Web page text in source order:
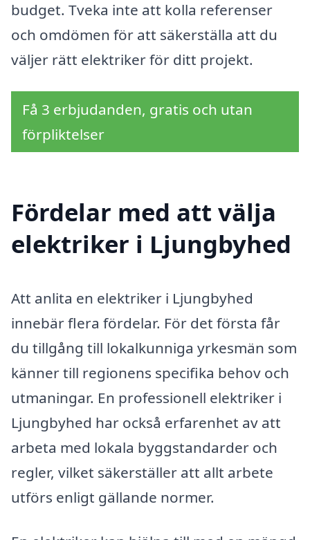
budget. Tveka inte att kolla referenser
och omdömen för att säkerställa att du
väljer rätt elektriker för ditt projekt.
Få 3 erbjudanden, gratis och utan
förpliktelser
Fördelar med att välja
elektriker i Ljungbyhed
Att anlita en elektriker i Ljungbyhed
innebär flera fördelar. För det första får
du tillgång till lokalkunniga yrkesmän som
känner till regionens specifika behov och
utmaningar. En professionell elektriker i
Ljungbyhed har också erfarenhet av att
arbeta med lokala byggstandarder och
regler, vilket säkerställer att allt arbete
utförs enligt gällande normer.